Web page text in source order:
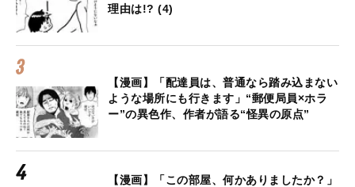
理由は!? (4)
【漫画】「配達員は、普通なら踏み込まない
ような場所にも行きます」“郵便局員×ホラ
ー”の異色作、作者が語る“怪異の原点”
【漫画】「この部屋、何かありましたか？」